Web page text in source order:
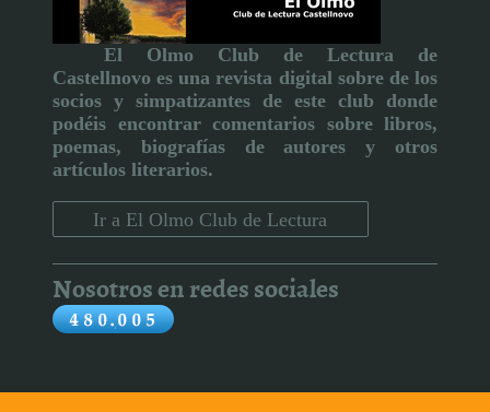
El Olmo Club de Lectura de
Castellnovo es una revista digital sobre de los
socios y simpatizantes de este club donde
podéis encontrar comentarios sobre libros,
poemas, biografías de autores y otros
artículos literarios.
Ir a El Olmo Club de Lectura
Nosotros en redes sociales